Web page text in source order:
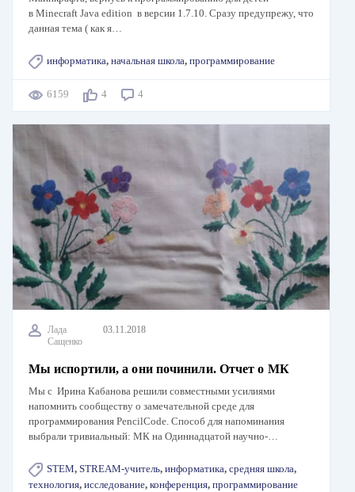
в Minecraft Java edition в версии 1.7.10. Сразу предупрежу, что
данная тема ( как я…
информатика, начальная школа, программирование
6159 4 4
Лада
Сащенко
03.11.2018
Мы испортили, а они починили. Отчет о МК
Мы с Ирина Кабанова решили совместными усилиями
напомнить сообществу о замечательной среде для
программирования PencilCode. Способ для напоминания
выбрали тривиальный: МК на Одиннадцатой научно-…
STEM, STREAM-учитель, информатика, средняя школа,
технология, исследование, конференция, программирование